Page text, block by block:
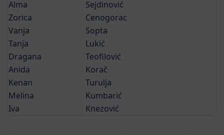
Alma
Sejdinović
Zorica
Cenogorac
Vanja
Sopta
Tanja
Lukić
Dragana
Teofilović
Anida
Korač
Kenan
Turulja
Melina
Kumbarić
Iva
Knezović